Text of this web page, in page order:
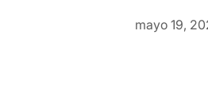
mayo 19,